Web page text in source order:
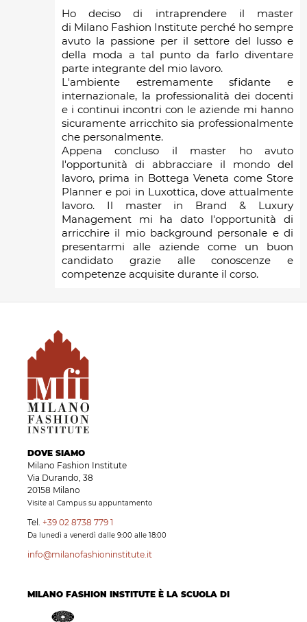
Ho deciso di intraprendere il master
di Milano Fashion Institute perché ho sempre
avuto la passione per il settore del lusso e
della moda a tal punto da farlo diventare
parte integrante del mio lavoro.
L'ambiente estremamente sfidante e
internazionale, la professionalità dei docenti
e i continui incontri con le aziende mi hanno
sicuramente arricchito sia professionalmente
che personalmente.
Appena concluso il master ho avuto
l'opportunità di abbracciare il mondo del
lavoro, prima in Bottega Veneta come Store
Planner e poi in Luxottica, dove attualmente
lavoro. Il master in Brand & Luxury
Management mi ha dato l'opportunità di
arricchire il mio background personale e di
presentarmi alle aziende come un buon
candidato grazie alle conoscenze e
competenze acquisite durante il corso.
DOVE SIAMO
Milano Fashion Institute
Via Durando, 38
20158 Milano
Visite al Campus su appuntamento
Tel. +39 02 8738 779 1
Da lunedì a venerdì dalle 9:00 alle 18:00
info@milanofashioninstitute.it
MILANO FASHION INSTITUTE È LA SCUOLA DI